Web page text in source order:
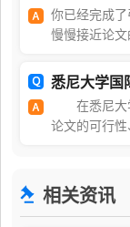
你已经完成了
慢慢接近论
前，以下是
悉尼大学国际
在悉尼大学
论文的可行性
相关资讯